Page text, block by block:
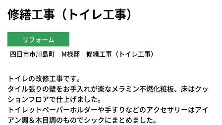
修繕工事（トイレ工事）
リフォーム
四日市市川島町 M様邸 修繕工事（トイレ工事）
トイレの改修工事です。
タイル張りの壁をお手入れが楽なメラミン不燃化粧板、床はクッ
ションフロアで仕上げました。
トイレットペーパーホルダーや手すりなどのアクセサリーはアイ
アン調＆木目調のものでシックにまとめました。